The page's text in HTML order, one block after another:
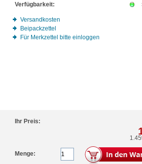
Verfügbarkeit:
Versandkosten
Beipackzettel
Für Merkzettel bitte einloggen
Ihr Preis:
Menge: